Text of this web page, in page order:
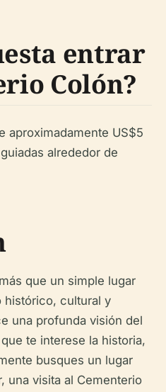
entrar
Colón?
aproximadamente US$5
alrededor de
que un simple lugar
histórico, cultural y
una profunda visión del
te interese la historia,
busques un lugar
una visita al Cementerio